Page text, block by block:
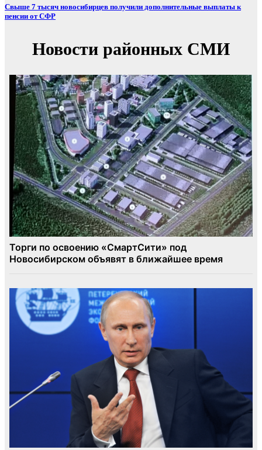
Свыше 7 тысяч новосибирцев получили дополнительные выплаты к
пенсии от СФР